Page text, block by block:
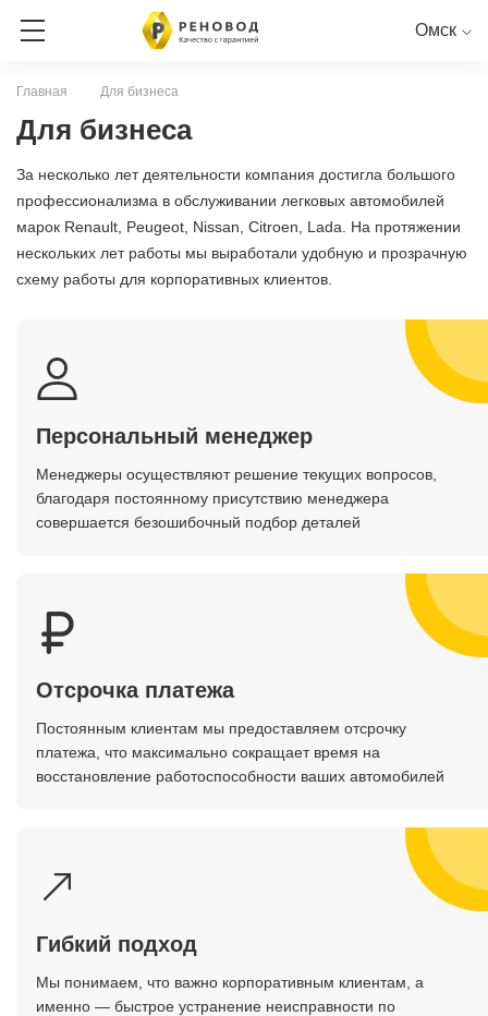
Омск
Главная Для бизнеса
Для бизнеса
За несколько лет деятельности компания достигла большого
профессионализма в обслуживании легковых автомобилей
марок Renault, Peugeot, Nissan, Citroen, Lada. На протяжении
нескольких лет работы мы выработали удобную и прозрачную
схему работы для корпоративных клиентов.
Персональный менеджер
Менеджеры осуществляют решение текущих вопросов,
благодаря постоянному присутствию менеджера
совершается безошибочный подбор деталей
Отсрочка платежа
Постоянным клиентам мы предоставляем отсрочку
платежа, что максимально сокращает время на
восстановление работоспособности ваших автомобилей
Гибкий подход
Мы понимаем, что важно корпоративным клиентам, а
именно — быстрое устранение неисправности по
СЕРВИСНАЯ КНИГА ОНЛАЙН
RENAULT PEUGEOT CITROEN LADA NISSAN
ДЛЯ БИЗНЕСА